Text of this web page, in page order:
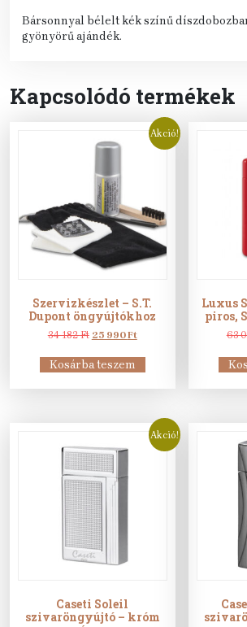
Bársonnyal bélelt kék színű
gyönyörű ajándék.
Kapcsolódó termékek
Akció!
Szervizkészlet – S.T.
Dupont öngyújtókhoz
34 182Ft Original
was:
34
25 990FtCurrent
is:
25
Kosárba teszem
Luxus
piros,
63
Akció!
Caseti Soleil
szivaröngyújtó – króm